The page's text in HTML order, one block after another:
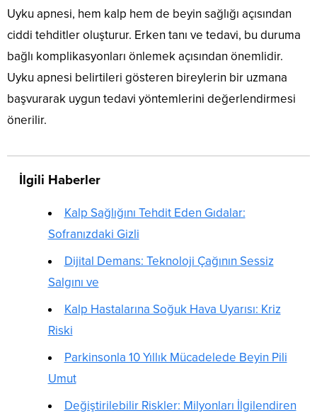
Uyku apnesi, hem kalp hem de beyin sağlığı açısından
ciddi tehditler oluşturur. Erken tanı ve tedavi, bu duruma
bağlı komplikasyonları önlemek açısından önemlidir.
Uyku apnesi belirtileri gösteren bireylerin bir uzmana
başvurarak uygun tedavi yöntemlerini değerlendirmesi
önerilir.
İlgili Haberler
Kalp Sağlığını Tehdit Eden Gıdalar:
Sofranızdaki Gizli
Dijital Demans: Teknoloji Çağının Sessiz
Salgını ve
Kalp Hastalarına Soğuk Hava Uyarısı: Kriz
Riski
Parkinsonla 10 Yıllık Mücadelede Beyin Pili
Umut
Değiştirilebilir Riskler: Milyonları İlgilendiren